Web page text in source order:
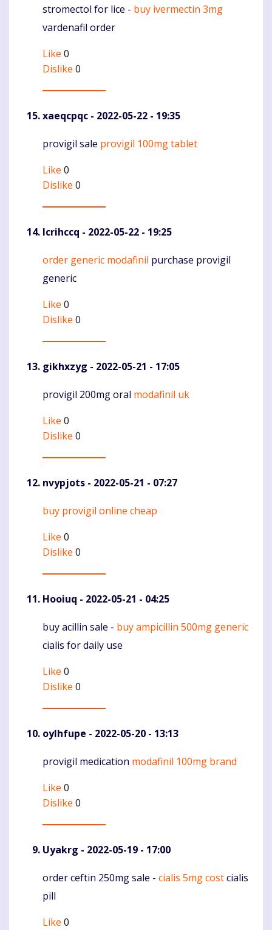
Komentaras
stromectol for lice - buy ivermectin 3mg
vardenafil order
Like 0
Dislike 0
xaeqcpqc - 2022-05-22 - 19:35
Komentaras
provigil sale provigil 100mg tablet
Like 0
Dislike 0
lcrihccq - 2022-05-22 - 19:25
Komentaras
order generic modafinil purchase provigil
generic
Like 0
Dislike 0
gikhxzyg - 2022-05-21 - 17:05
Komentaras
provigil 200mg oral modafinil uk
Like 0
Dislike 0
nvypjots - 2022-05-21 - 07:27
Komentaras
buy provigil online cheap
Like 0
Dislike 0
Hooiuq - 2022-05-21 - 04:25
Komentaras
buy acillin sale - buy ampicillin 500mg generic
cialis for daily use
Like 0
Dislike 0
oylhfupe - 2022-05-20 - 13:13
Komentaras
provigil medication modafinil 100mg brand
Like 0
Dislike 0
Uyakrg - 2022-05-19 - 17:00
Komentaras
order ceftin 250mg sale - cialis 5mg costcialis
pill
Like 0